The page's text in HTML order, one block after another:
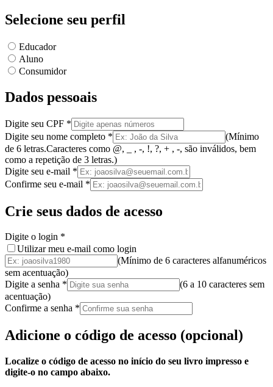
Selecione seu perfil
Educador
Aluno
Consumidor
Dados pessoais
Digite seu CPF *
Digite seu nome completo * (Mínimo
de 6 letras.Caracteres como @, _ , -, !, ?, + , -, são inválidos, bem
como a repetição de 3 letras.)
Digite seu e-mail *
Confirme seu e-mail *
Crie seus dados de acesso
Digite o login *
Utilizar meu e-mail como login
(Mínimo de 6 caracteres alfanuméricos
sem acentuação)
Digite a senha * (6 a 10 caracteres sem
acentuação)
Confirme a senha *
Adicione o código de acesso (opcional)
Localize o código de acesso no início do seu livro impresso e
digite-o no campo abaixo.